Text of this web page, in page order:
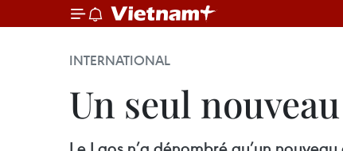
INTERNATIONAL
Un seul